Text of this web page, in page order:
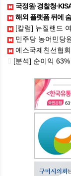
국정원·경찰청
해외 플랫폼 뒤에
[칼럼] 뉴질랜드
민주당 농어민당
예스국제친선협회, 주한
[분석] 순이익 63% 급감에도 수